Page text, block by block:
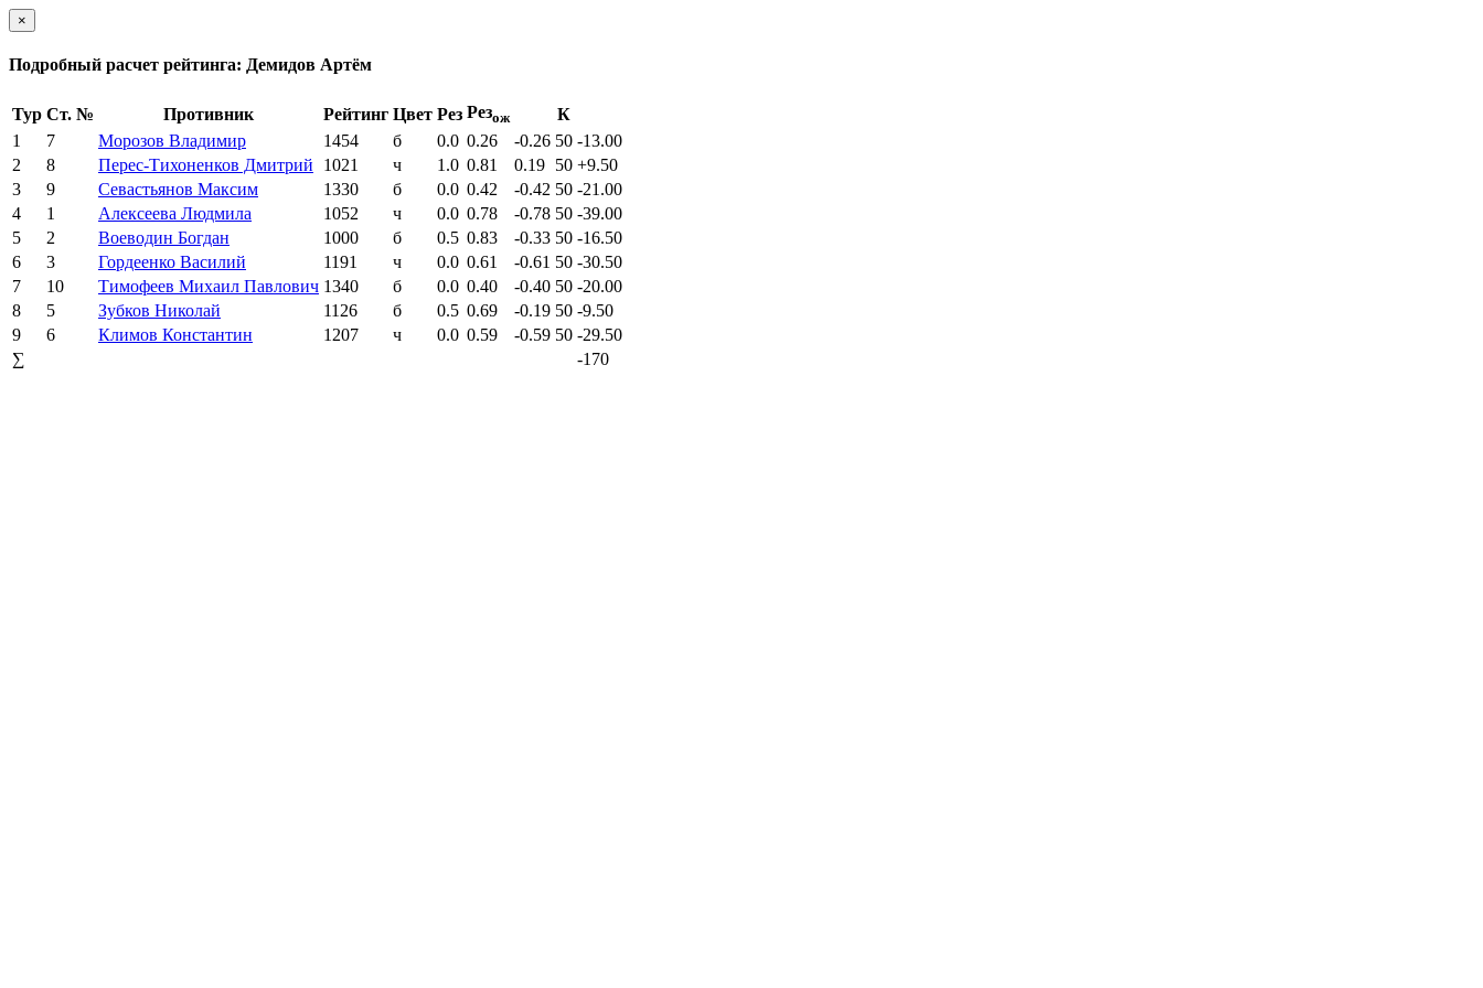
×
Подробный расчет рейтинга: Демидов Артём
Тур Ст. № Противник Рейтинг Цвет Рез Резож
К
1
7 Морозов Владимир 1454 б 0.0 0.26 -0.26 50 -13.00
2
8 Перес-Тихоненков Дмитрий 1021 ч 1.0 0.81 0.19 50 +9.50
3
9 Севастьянов Максим 1330 б 0.0 0.42 -0.42 50 -21.00
4
1 Алексеева Людмила 1052 ч 0.0 0.78 -0.78 50 -39.00
5
2 Воеводин Богдан 1000 б 0.5 0.83 -0.33 50 -16.50
6
3 Гордеенко Василий 1191 ч 0.0 0.61 -0.61 50 -30.50
7
10 Тимофеев Михаил Павлович 1340 б 0.0 0.40 -0.40 50 -20.00
8
5 Зубков Николай 1126 б 0.5 0.69 -0.19 50 -9.50
9
6 Климов Константин 1207 ч 0.0 0.59 -0.59 50 -29.50
∑
-170